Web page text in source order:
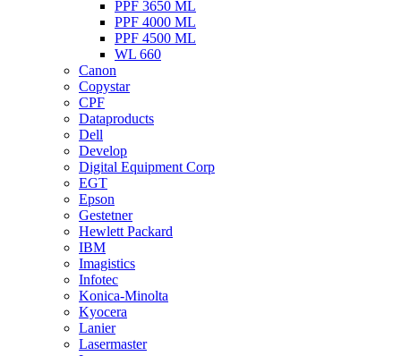
PPF 3650 ML
PPF 4000 ML
PPF 4500 ML
WL 660
Canon
Copystar
CPF
Dataproducts
Dell
Develop
Digital Equipment Corp
EGT
Epson
Gestetner
Hewlett Packard
IBM
Imagistics
Infotec
Konica-Minolta
Kyocera
Lanier
Lasermaster